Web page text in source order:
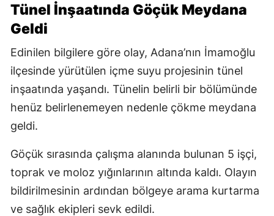
Tünel İnşaatında Göçük Meydana
Geldi
Edinilen bilgilere göre olay, Adana’nın İmamoğlu
ilçesinde yürütülen içme suyu projesinin tünel
inşaatında yaşandı. Tünelin belirli bir bölümünde
henüz belirlenemeyen nedenle çökme meydana
geldi.
Göçük sırasında çalışma alanında bulunan 5 işçi,
toprak ve moloz yığınlarının altında kaldı. Olayın
bildirilmesinin ardından bölgeye arama kurtarma
ve sağlık ekipleri sevk edildi.